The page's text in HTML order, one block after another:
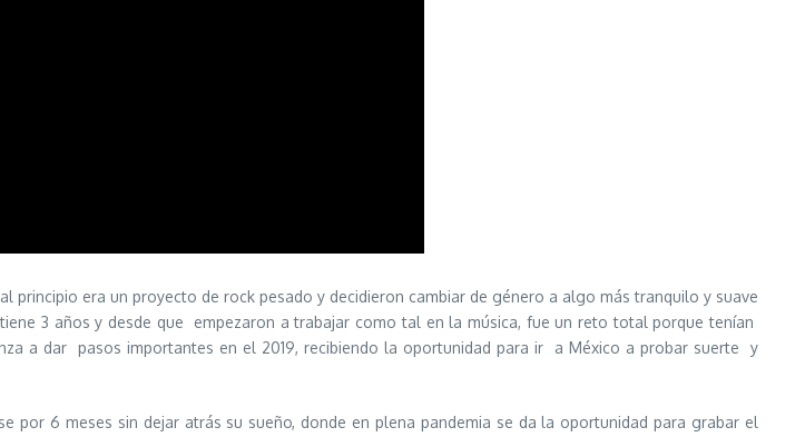
al principio era un proyecto de rock pesado y decidieron cambiar de género a algo más tranquilo y suave
tiene 3 años y desde que empezaron a trabajar como tal en la música, fue un reto total porque tenían
a dar pasos importantes en el 2019, recibiendo la oportunidad para ir a México a probar suerte y
por 6 meses sin dejar atrás su sueño, donde en plena pandemia se da la oportunidad para grabar el